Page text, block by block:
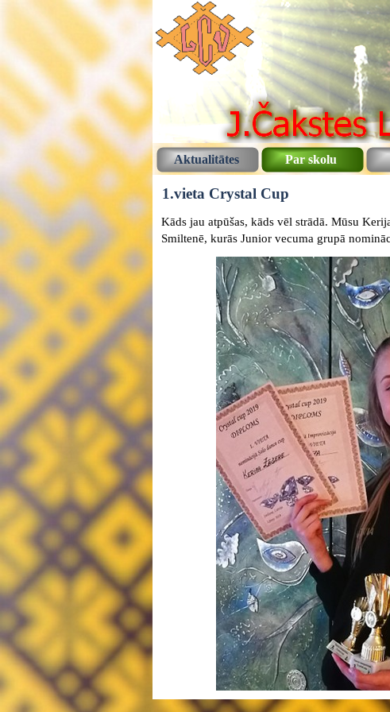
Aktualitātes Par skolu
1.vieta Crystal Cup
Kāds jau atpūšas, kāds vēl strādā. Mūsu
Smiltenē, kurās Junior vecuma grupā